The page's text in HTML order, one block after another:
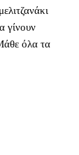
γίνουν
όλα τα